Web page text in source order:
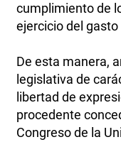
cumplimiento de
ejercicio del
De esta manera,
legislativa de
libertad de
procedente
Congreso de la